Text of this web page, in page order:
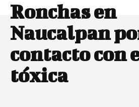
Ronchas en
Naucalpan
contacto con
tóxica